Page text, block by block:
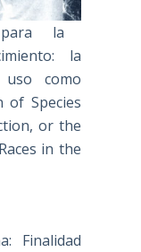
para la
la
como
of Species
or the
in the
Finalidad